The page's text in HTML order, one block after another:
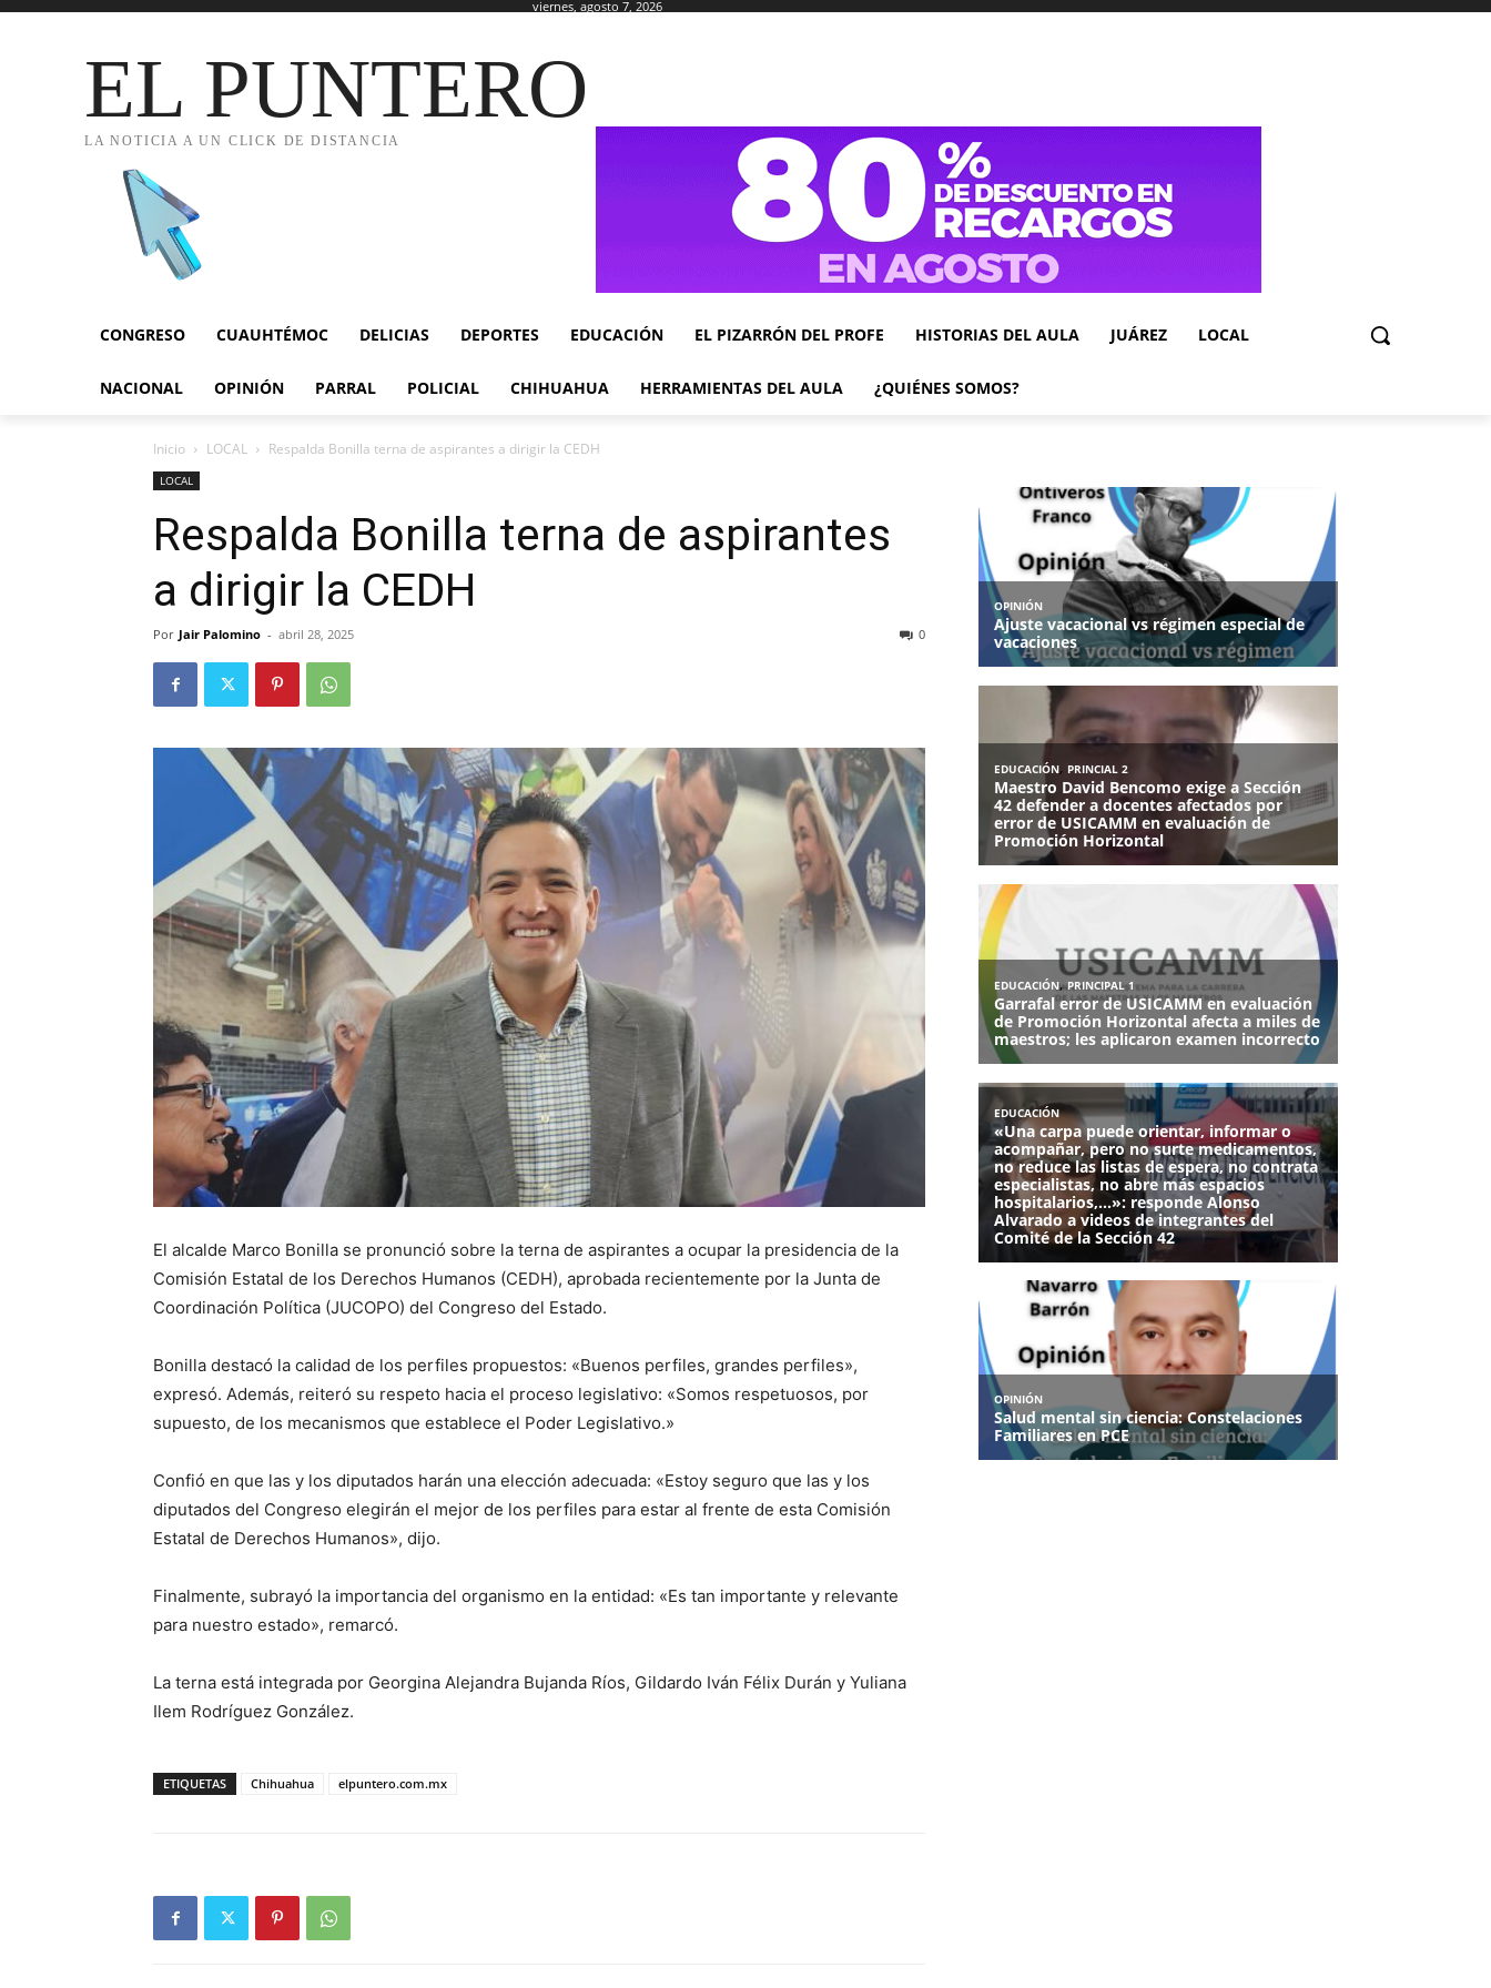
viernes, agosto 7, 2026
EL PUNTERO
LA NOTICIA A UN CLICK DE DISTANCIA
CONGRESO CUAUHTÉMOC DELICIAS DEPORTES EDUCACIÓN EL PIZARRÓN DEL PROFE HISTORIAS DEL AULA JUÁREZ LOCAL
NACIONAL OPINIÓN PARRAL POLICIAL CHIHUAHUA HERRAMIENTAS DEL AULA ¿QUIÉNES SOMOS?
Inicio LOCAL Respalda Bonilla terna de aspirantes a dirigir la CEDH
LOCAL
Respalda Bonilla terna de aspirantes
a dirigir la CEDH
Por Jair Palomino - abril 28, 2025 0
El alcalde Marco Bonilla se pronunció sobre la terna de aspirantes a ocupar la presidencia de la
Comisión Estatal de los Derechos Humanos (CEDH), aprobada recientemente por la Junta de
Coordinación Política (JUCOPO) del Congreso del Estado.
Bonilla destacó la calidad de los perfiles propuestos: «Buenos perfiles, grandes perfiles»,
expresó. Además, reiteró su respeto hacia el proceso legislativo: «Somos respetuosos, por
supuesto, de los mecanismos que establece el Poder Legislativo.»
Confió en que las y los diputados harán una elección adecuada: «Estoy seguro que las y los
diputados del Congreso elegirán el mejor de los perfiles para estar al frente de esta Comisión
Estatal de Derechos Humanos», dijo.
Finalmente, subrayó la importancia del organismo en la entidad: «Es tan importante y relevante
para nuestro estado», remarcó.
La terna está integrada por Georgina Alejandra Bujanda Ríos, Gildardo Iván Félix Durán y Yuliana
Ilem Rodríguez González.
ETIQUETAS Chihuahua elpuntero.com.mx